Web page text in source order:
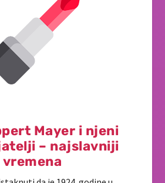
Mayer i njeni
– najslavniji